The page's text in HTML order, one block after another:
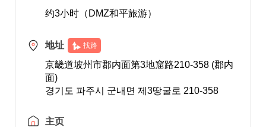
约3小时（DMZ和平旅游）
地址 找路
京畿道坡州市郡内面第3地窟路210-358 (郡内
面)
경기도 파주시 군내면 제3땅굴로 210-358
主页